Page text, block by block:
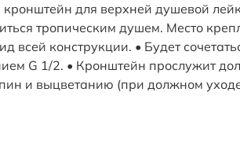
для верхней душевой
тропическим душем. Место
всей конструкции. • Будет
G 1/2. • Кронштейн прослужит
и выцветанию (при должном